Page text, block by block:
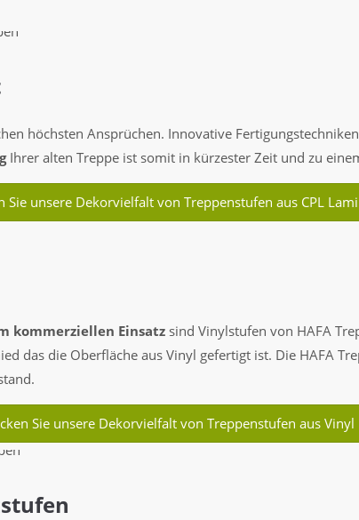
höchsten Ansprüchen. Innovative
Ihrer alten Treppe ist somit in kürzester Zeit und zu
Sie unsere Dekorvielfalt von Treppenstufen aus CPL
kommerziellen Einsatz sind Vinylstufen von HAFA
das die Oberfläche aus Vinyl gefertigt ist. Die HAFA
Sie unsere Dekorvielfalt von Treppenstufen aus Vinyl